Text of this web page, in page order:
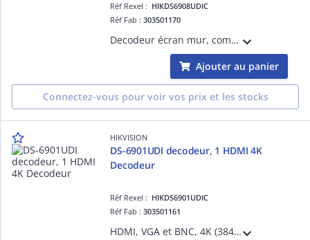
Réf Rexel : HIKDS6908UDIC
Réf Fab :303501170
Decodeur écran mur, compatible avec plusieurs entrée, et sortie UHD 4K, nombre d'écran MAX: 8
Ajouter au panier
Connectez-vous pour voir vos prix et les stocks
HIKVISION
DS-6901UDI decodeur, 1 HDMI 4K
Decodeur
Réf Rexel : HIKDS6901UDIC
Réf Fab :303501161
HDMI, VGA et BNC, 4K (3840 × 2160@30Hz), H.265+/H.265, H.264+/H.264, Hik264, MPEG4 et MJPEG.Formats d'encapsulation PS, RTP, TS, ES, HIK.Compression audio G.722, G711A, G726, G711U, MPEG2-L2 et AAC.décodage actif et décodage passif.